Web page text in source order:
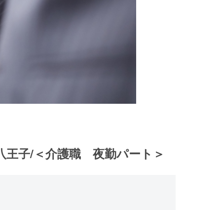
子/＜介護職 夜勤パート＞